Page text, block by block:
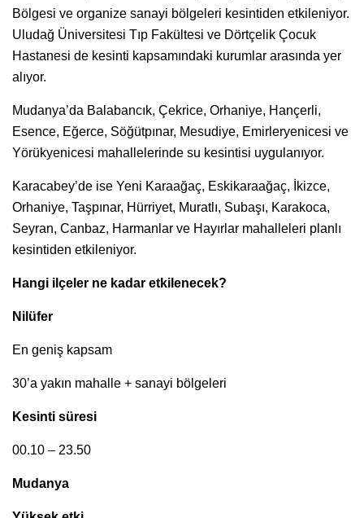
Bölgesi ve organize sanayi bölgeleri kesintiden etkileniyor.
Uludağ Üniversitesi Tıp Fakültesi ve Dörtçelik Çocuk
Hastanesi de kesinti kapsamındaki kurumlar arasında yer
alıyor.
Mudanya’da Balabancık, Çekrice, Orhaniye, Hançerli,
Esence, Eğerce, Söğütpınar, Mesudiye, Emirleryenicesi ve
Yörükyenicesi mahallelerinde su kesintisi uygulanıyor.
Karacabey’de ise Yeni Karaağaç, Eskikaraağaç, İkizce,
Orhaniye, Taşpınar, Hürriyet, Muratlı, Subaşı, Karakoca,
Seyran, Canbaz, Harmanlar ve Hayırlar mahalleleri planlı
kesintiden etkileniyor.
Hangi ilçeler ne kadar etkilenecek?
Nilüfer
En geniş kapsam
30’a yakın mahalle + sanayi bölgeleri
Kesinti süresi
00.10 – 23.50
Mudanya